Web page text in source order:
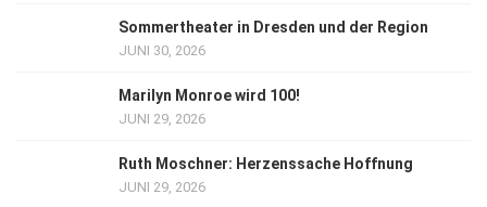
Sommertheater in Dresden und der Region
JUNI 30, 2026
Marilyn Monroe wird 100!
JUNI 29, 2026
Ruth Moschner: Herzenssache Hoffnung
JUNI 29, 2026